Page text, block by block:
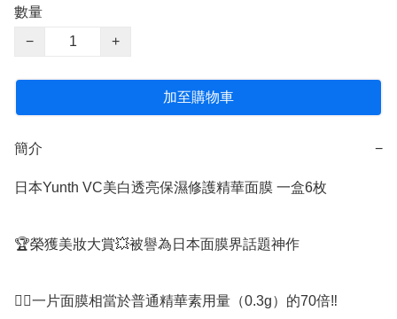
數量
−
+
加至購物車
簡介 −
日本Yunth VC美白透亮保濕修護精華面膜 一盒6枚
🏆榮獲美妝大賞💥被譽為日本面膜界話題神作
👉🏻一片面膜相當於普通精華素用量（0.3g）的70倍‼️